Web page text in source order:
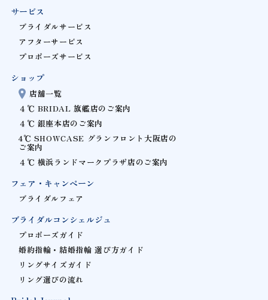
サービス
ブライダルサービス
アフターサービス
プロポーズサービス
ショップ
店舗一覧
４℃ BRIDAL 旗艦店のご案内
４℃ 銀座本店のご案内
4℃ SHOWCASE グランフロント大阪店の
ご案内
４℃ 横浜ランドマークプラザ店のご案内
フェア・キャンペーン
ブライダルフェア
ブライダルコンシェルジュ
プロポーズガイド
婚約指輪・結婚指輪 選び方ガイド
リングサイズガイド
リング選びの流れ